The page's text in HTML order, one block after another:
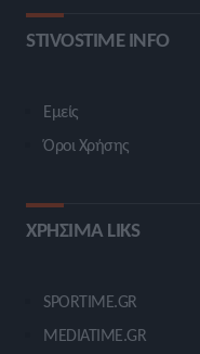
STIVOSTIME INFO
Εμείς
Όροι Χρήσης
ΧΡΗΣΙΜΑ LIKS
SPORTIME.GR
MEDIATIME.GR